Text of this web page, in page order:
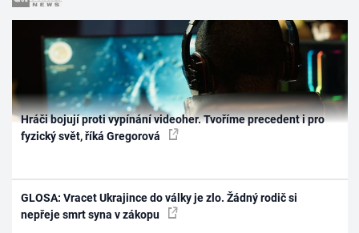
Hráči bojují proti vypínání videoher. Tvoříme precedent i pro
fyzický svět, říká Gregorová
GLOSA: Vracet Ukrajince do války je zlo. Žádný rodič si
nepřeje smrt syna v zákopu